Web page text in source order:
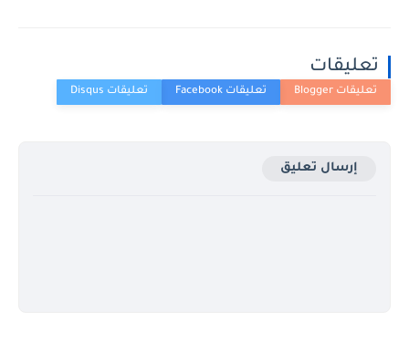
تعليقات
إرسال تعليق